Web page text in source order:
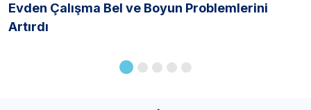
Evden Çalışma Bel ve Boyun Problemlerini
Artırdı